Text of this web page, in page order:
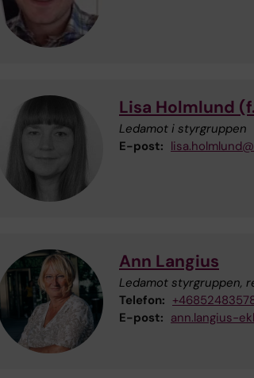
Lisa Holmlund
Ledamot i styrgruppen
E-post:
Ann Langius
Ledamot styrgruppen,
Telefon:
E-post: ann.langius-